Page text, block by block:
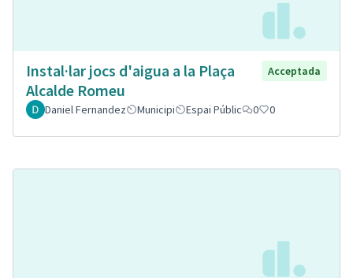
Instal·lar jocs d'aigua a la Plaça
Alcalde Romeu
Acceptada
Daniel Fernandez Municipi Espai Públic 0 0